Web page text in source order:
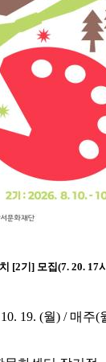
[2기] 모집(7. 20. 17
19. (월) / 매주